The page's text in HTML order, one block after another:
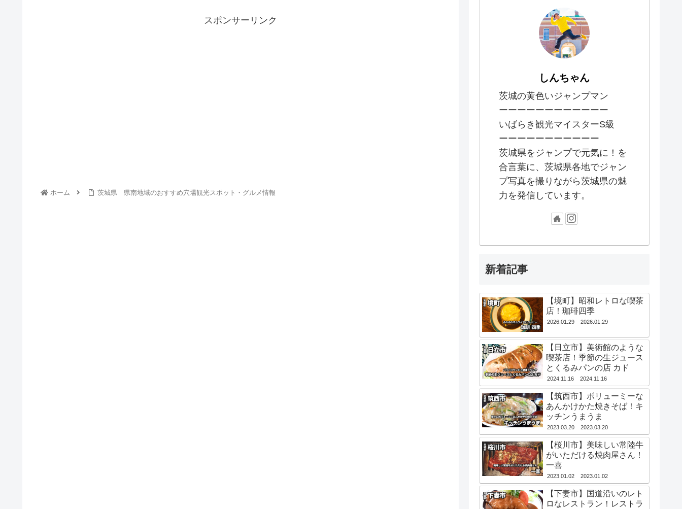
スポンサーリンク
ホーム 茨城県 県南地域のおすすめ穴場観光スポット・グルメ情報
しんちゃん
茨城の黄色いジャンプマン
ーーーーーーーーーーーー
いばらき観光マイスターS級
ーーーーーーーーーーー
茨城県をジャンプで元気に！を
合言葉に、茨城県各地でジャン
プ写真を撮りながら茨城県の魅
力を発信しています。
新着記事
【境町】昭和レトロな喫茶
店！珈琲四季
2026.01.29 2026.01.29
【日立市】美術館のような
喫茶店！季節の生ジュース
とくるみパンの店 カド
2024.11.16 2024.11.16
【筑西市】ボリューミーな
あんかけかた焼きそば！キ
ッチンうまうま
2023.03.20 2023.03.20
【桜川市】美味しい常陸牛
がいただける焼肉屋さん！
一喜
2023.01.02 2023.01.02
【下妻市】国道沿いのレト
ロなレストラン！レストラ